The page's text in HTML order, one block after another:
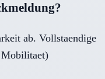
ab. Vollstaendige